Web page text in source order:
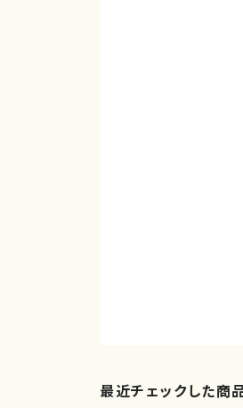
最近チェックした商